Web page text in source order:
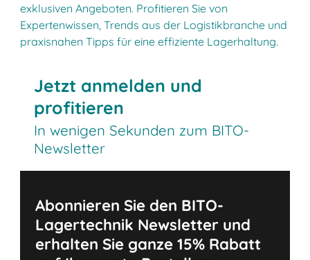
exklusiven Angeboten. Profitieren Sie von
Expertenwissen, Trends aus der Logistikbranche und
praxisnahen Tipps für eine effiziente Lagerhaltung.
Jetzt anmelden und
profitieren
In wenigen Sekunden zum BITO-
Newsletter
Abonnieren Sie den BITO-
Lagertechnik Newsletter und
erhalten Sie ganze 15% Rabatt